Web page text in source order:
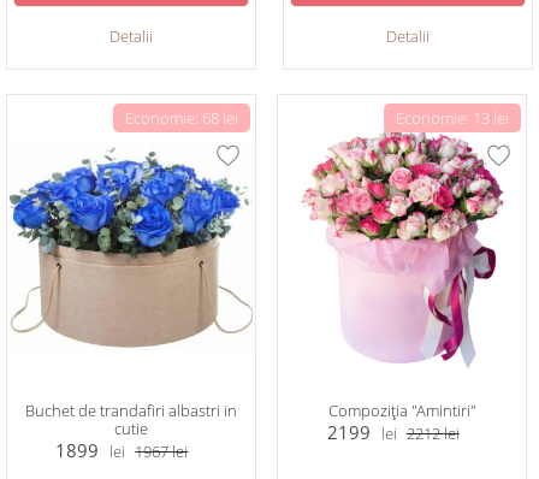
Detalii Detalii
Economie: 68 lei
Buchet de trandafiri albastri in
cutie
1899 lei 1967lei
Economie: 13 lei
Compoziția "Amintiri"
2199 lei 2212lei